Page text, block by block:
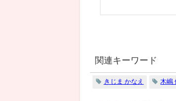
関連キーワード
きじま かなえ 木嶋